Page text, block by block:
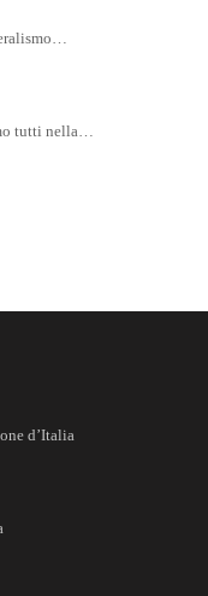
tutti nella…
d’Italia